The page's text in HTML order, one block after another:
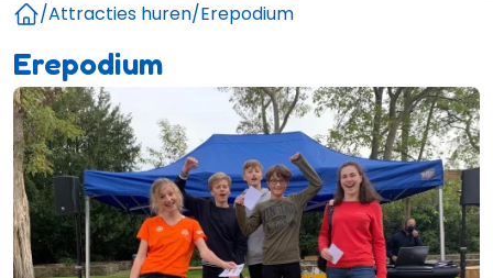
/Attracties huren/Erepodium
Erepodium